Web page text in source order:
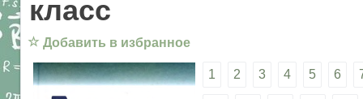
класс
☆ Добавить в избранное
1 2 3 4 5 6